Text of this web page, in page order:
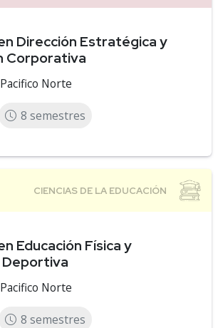
Dirección Estratégica y
Corporativa
Norte
8 semestres
Educación Física y
Deportiva
Norte
8 semestres